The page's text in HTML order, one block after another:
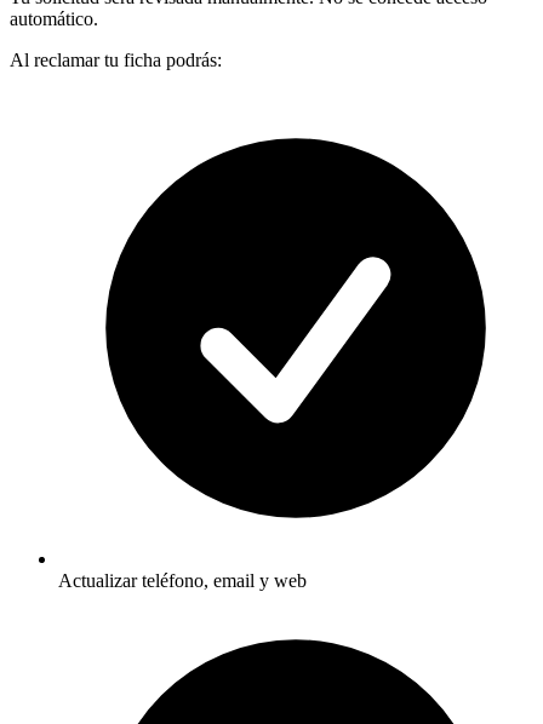
automático.
Al reclamar tu ficha podrás:
Actualizar teléfono, email y web